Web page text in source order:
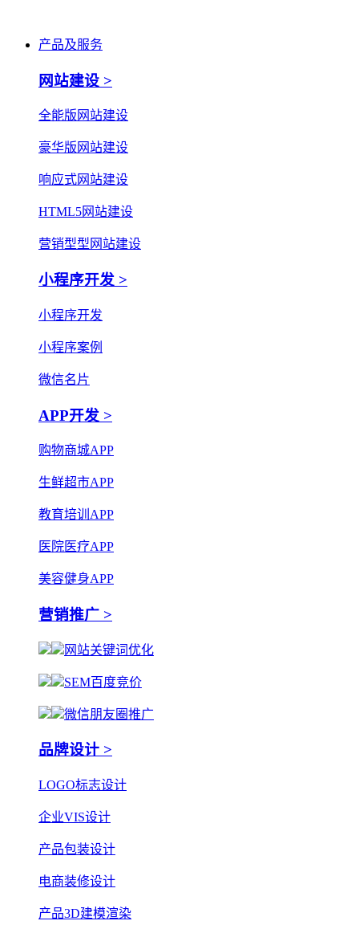
产品及服务
网站建设 >
全能版网站建设
豪华版网站建设
响应式网站建设
HTML5网站建设
营销型型网站建设
小程序开发 >
小程序开发
小程序案例
微信名片
APP开发 >
购物商城APP
生鲜超市APP
教育培训APP
医院医疗APP
美容健身APP
营销推广 >
网站关键词优化
SEM百度竞价
微信朋友圈推广
品牌设计 >
LOGO标志设计
企业VIS设计
产品包装设计
电商装修设计
产品3D建模渲染